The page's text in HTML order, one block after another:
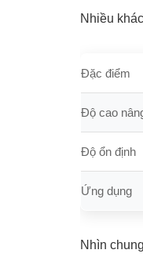
Nhiều
Đặc điểm
Độ cao
Độ ổn định
Ứng dụng
Nhìn